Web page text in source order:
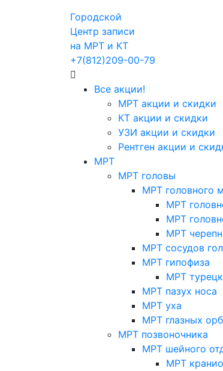
Городской
Центр записи
на МРТ и КТ
+7(812)209-00-79
Все акции!
МРТ акции и скидки
КТ акции и скидки
УЗИ акции и скидки
Рентген акции и
МРТ
МРТ головы
МРТ головного
МРТ
МРТ
МРТ
МРТ сосудов
МРТ гипофиза
МРТ
МРТ пазух носа
МРТ уха
МРТ глазных
МРТ позвоночника
МРТ шейного
МРТ